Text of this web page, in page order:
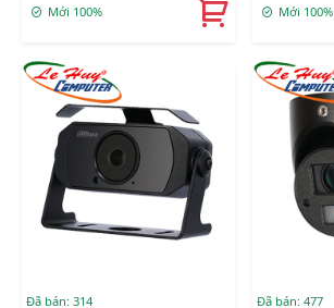
Mới 100% Mới 100%
Đã bán: 314 Đã bán: 477